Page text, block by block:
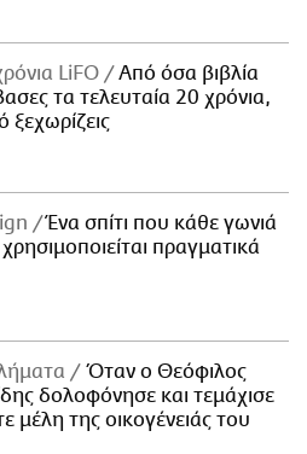
LiFO
Από όσα βιβλία
τα τελευταία 20 χρόνια,
ξεχωρίζεις
Ένα σπίτι που κάθε γωνιά
πραγματικά
Όταν ο Θεόφιλος
δολοφόνησε και τεμάχισε
μέλη της οικογένειάς του